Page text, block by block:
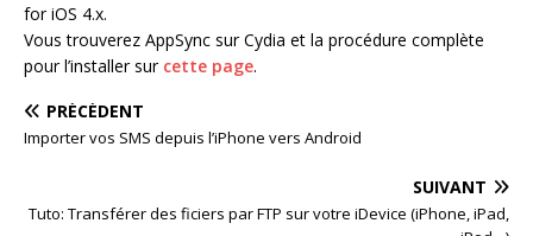
for iOS 4.x.
Vous trouverez AppSync sur Cydia et la procédure complète
pour l’installer sur cette page.
PRÉCÉDENT
Importer vos SMS depuis l’iPhone vers Android
SUIVANT
Tuto: Transférer des ficiers par FTP sur votre iDevice (iPhone, iPad,